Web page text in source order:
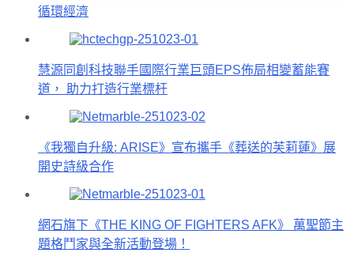
循環經濟
慧源同創科技聯手國際行業巨頭EPS佈局相變蓄能賽
道， 助力打造行業標杆
《我獨自升級: ARISE》宣布攜手《葬送的芙莉蓮》展
開史詩級合作
網石旗下《THE KING OF FIGHTERS AFK》 萬聖節主
題格鬥家與全新活動登場！